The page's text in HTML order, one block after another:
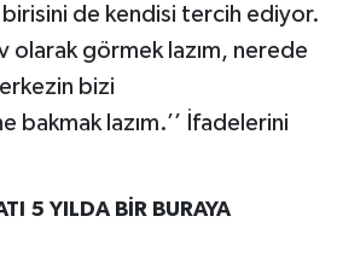
de kendisi tercih ediyor.
olarak görmek lazım, nerede
bizi
bakmak lazım.’’ İfadelerini
5 YILDA BİR BURAYA